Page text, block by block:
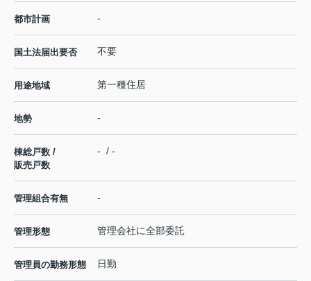
都市計画 -
国土法届出要否 不要
用途地域 第一種住居
地勢 -
棟総戸数 /
販売戸数
- / -
管理組合有無 -
管理形態 管理会社に全部委託
管理員の勤務形態 日勤